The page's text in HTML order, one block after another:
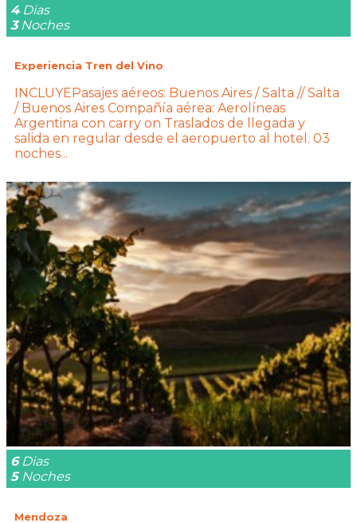
4Dias
3Noches
Experiencia Tren del Vino
INCLUYEPasajes aéreos: Buenos Aires / Salta // Salta
/ Buenos Aires Compañía aérea: Aerolíneas
Argentina con carry on Traslados de llegada y
salida en regular desde el aeropuerto al hotel. 03
noches...
6Dias
5Noches
Mendoza